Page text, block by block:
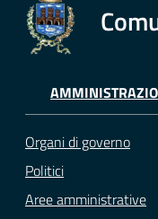
Organi di governo
Politici
Aree amministrative